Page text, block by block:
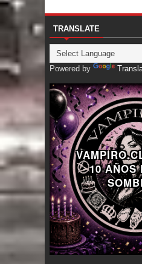
TRANSLATE
Powered by
10 AÑOS